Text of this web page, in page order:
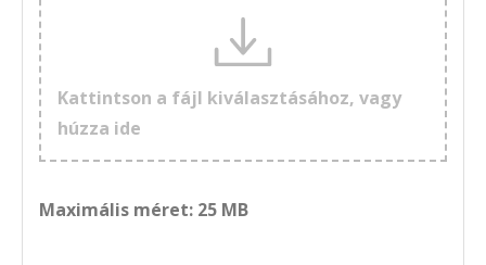
Kattintson a fájl kiválasztásához, vagy
húzza ide
Maximális méret: 25 MB